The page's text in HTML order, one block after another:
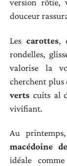
version rôtie,
douceur
Les carottes,
rondelles,
valorise la
cherchent plus
verts cuits al
vivifiant.
Au
macédoine
idéale comme